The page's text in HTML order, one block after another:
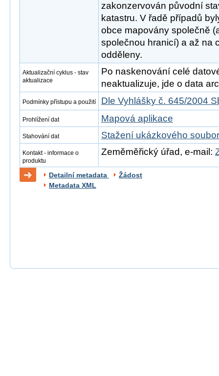
zakonzervován původní
katastru. V řadě případů
obce mapovány společně
společnou hranicí) a až na
odděleny.
Aktualizační cyklus - stav
aktualizace
Po naskenování celé
neaktualizuje, jde o data
Podmínky přístupu a použití Dle Vyhlášky č. 645/2004
Prohlížení dat Mapová aplikace
Stahování dat Stažení ukázkového
Kontakt - informace o
produktu
Zeměměřický úřad, e-mail:
Detailní metadata
Žádost
Metadata XML